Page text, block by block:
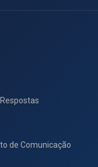
de Comunicação